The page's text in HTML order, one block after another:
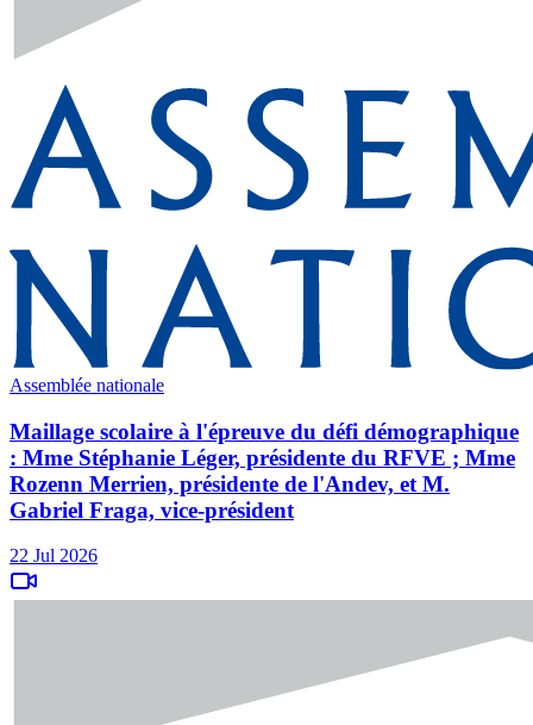
Assemblée nationale
Maillage scolaire à l'épreuve du défi démographique
: Mme Stéphanie Léger, présidente du RFVE ; Mme
Rozenn Merrien, présidente de l'Andev, et M.
Gabriel Fraga, vice-président
22 Jul 2026